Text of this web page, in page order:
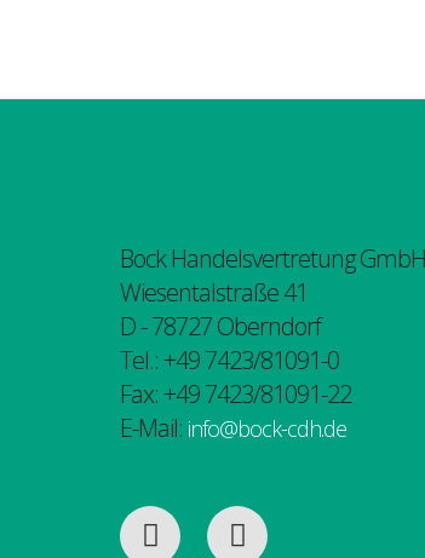
Bock Handelsvertretung GmbH
Wiesentalstraße 41
D - 78727 Oberndorf
Tel.: +49 7423/81091-0
Fax: +49 7423/81091-22
E-Mail: info@bock-cdh.de